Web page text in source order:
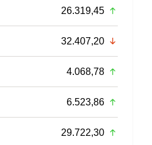
26.319,45
32.407,20
4.068,78
6.523,86
29.722,30